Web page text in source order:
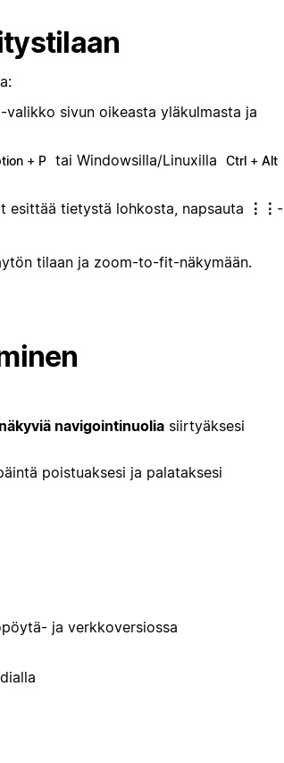
-valikko sivun oikeasta yläkulmasta ja
+ P tai Windowsilla/Linuxilla
Ctrl + Alt
esittää tietystä lohkosta, napsauta ⋮⋮ -
tilaan ja zoom-to-fit-näkymään.
navigointinuolia siirtyäksesi
poistuaksesi ja palataksesi
ja verkkoversiossa